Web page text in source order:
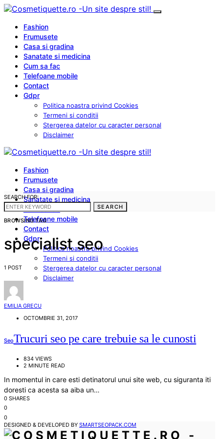
Fashion
Frumusete
Casa si gradina
Sanatate si medicina
Cum sa fac
Telefoane mobile
Contact
Gdpr
Politica noastra privind Cookies
Termeni si conditii
Stergerea datelor cu caracter personal
Disclaimer
Fashion
Frumusete
Casa si gradina
Sanatate si medicina
Cum sa fac
Telefoane mobile
Contact
Gdpr
Politica noastra privind Cookies
Termeni si conditii
Stergerea datelor cu caracter personal
Disclaimer
SEARCH FOR:
SEARCH
BROWSING TAG
specialist seo
1 POST
EMILIA GRECU
OCTOMBRIE 31, 2017
SeoTrucuri seo pe care trebuie sa le cunosti
834 VIEWS
2 MINUTE READ
In momentul in care esti detinatorul unui site web, cu siguranta iti
doresti ca acesta sa aiba un…
0 SHARES
0
0
DESIGNED & DEVELOPED BY SMARTSEOPACK.COM